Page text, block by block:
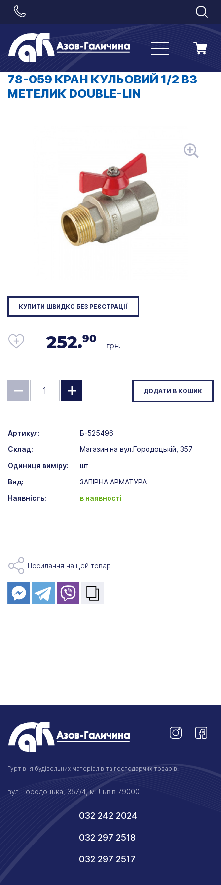
78-059 КРАН КУЛЬОВИЙ 1/2 ВЗ
МЕТЕЛИК DOUBLE-LIN
КУПИТИ ШВИДКО БЕЗ РЕЄСТРАЦІЇ
252.90
грн.
ДОДАТИ В КОШИК
Артикул:
Б-525496
Склад:
Магазин на вул.Городоцькій, 357
Одиниця виміру:
шт
Вид:
ЗАПІРНА АРМАТУРА
Наявність:
в наявності
Посилання на цей товар
Гуртівня будівельних матеріалів та господарчих товарів.
вул. Городоцька, 357/4, м. Львів 79000
032 242 2024
032 297 2518
032 297 2517